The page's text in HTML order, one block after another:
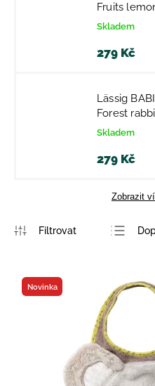
Fruits
Skladem
279 Kč
Lässig
Forest
Skladem
279 Kč
Zobrazit
Novinka